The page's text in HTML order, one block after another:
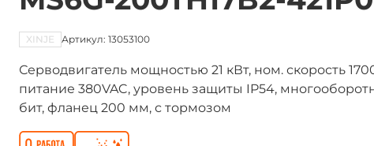
XINJE Артикул: 13053100
Серводвигатель мощностью 21 кВт, ном. скорость
питание 380VAC, уровень защиты IP54,
бит, фланец 200 мм, с тормозом